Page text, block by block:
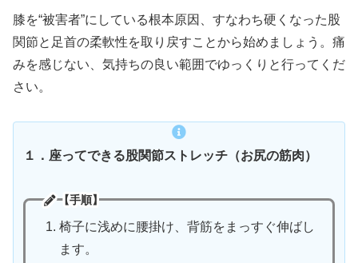
膝を“被害者”にしている根本原因、すなわち硬くなった股
関節と足首の柔軟性を取り戻すことから始めましょう。痛
みを感じない、気持ちの良い範囲でゆっくりと行ってくだ
さい。
１．座ってできる股関節ストレッチ（お尻の筋肉）
【手順】
椅子に浅めに腰掛け、背筋をまっすぐ伸ばし
ます。